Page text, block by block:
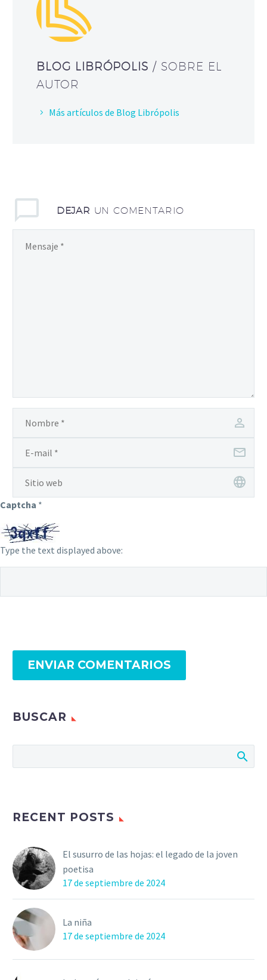
BLOG LIBRÓPOLIS / SOBRE EL
AUTOR
Más artículos de Blog Librópolis
DEJAR UN COMENTARIO
Captcha *
Type the text displayed above:
ENVIAR COMENTARIOS
BUSCAR
RECENT POSTS
El susurro de las hojas: el legado de la joven
poetisa
17 de septiembre de 2024
La niña
17 de septiembre de 2024